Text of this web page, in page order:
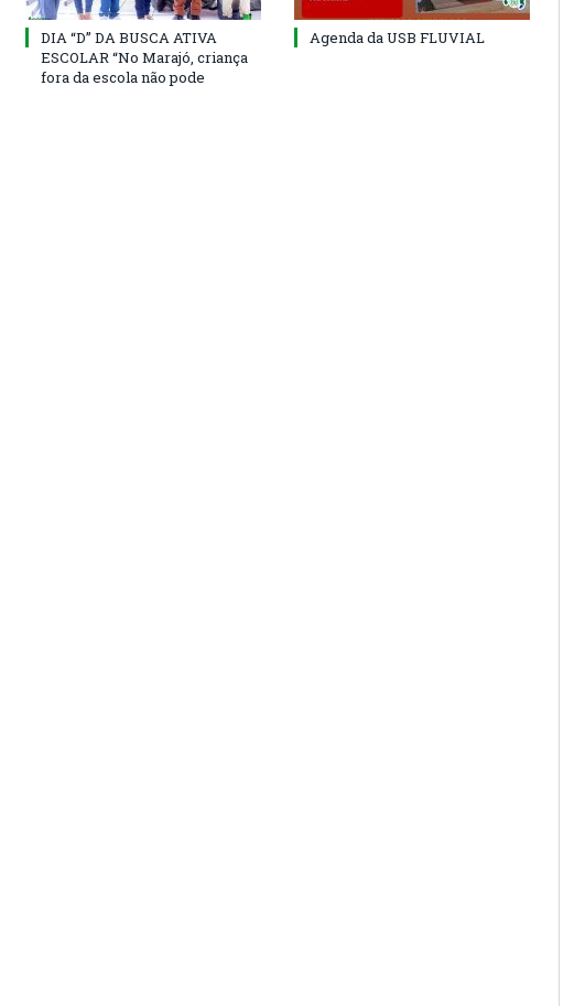
DIA “D” DA BUSCA ATIVA
ESCOLAR “No Marajó, criança
fora da escola não pode
Agenda da USB FLUVIAL